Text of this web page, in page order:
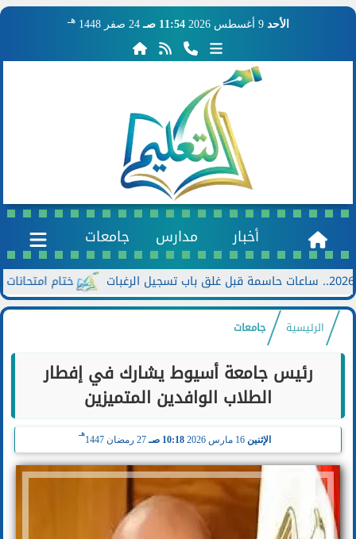
الأحد 9 أغسطس 2026 11:54 صـ 24 صفر 1448 هـ
أخبار مدارس جامعات
ختام امتحانات الدور الثاني
الرئيسية جامعات
رئيس جامعة أسيوط يشارك في إفطار
الطلاب الوافدين المتميزين
الإثنين 10:18 صـ 27 رمضان 1447
هـ